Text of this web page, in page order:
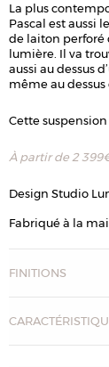
La plus
Pascal est aussi
de laiton perforé
lumière. Il va
aussi au dessus
même au dessus
Cette
À partir de2 399
Design Studio
Fabriqué à la
FINITIONS